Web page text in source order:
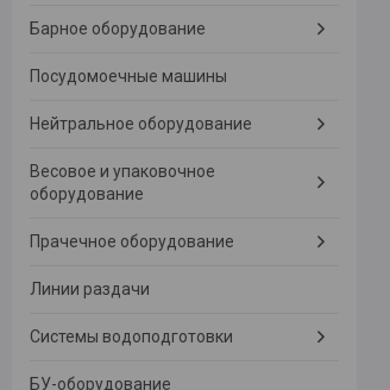
Барное оборудование
Посудомоечные машины
Нейтральное оборудование
Весовое и упаковочное
оборудование
Прачечное оборудование
Линии раздачи
Системы водоподготовки
БУ-оборудование